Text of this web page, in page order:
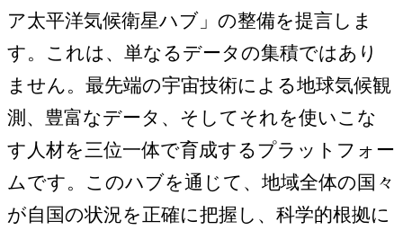
ア太平洋気候衛星ハブ」の整備を提言しま
す。これは、単なるデータの集積ではあり
ません。最先端の宇宙技術による地球気候観
測、豊富なデータ、そしてそれを使いこな
す人材を三位一体で育成するプラットフォー
ムです。このハブを通じて、地域全体の国々
が自国の状況を正確に把握し、科学的根拠に